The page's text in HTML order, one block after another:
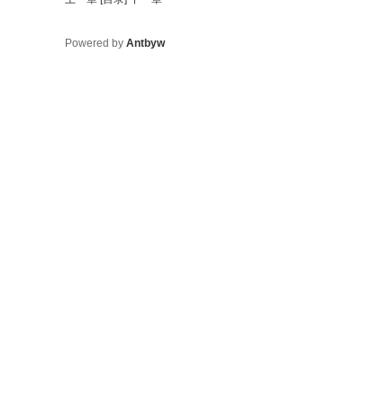
Powered by Antbyw